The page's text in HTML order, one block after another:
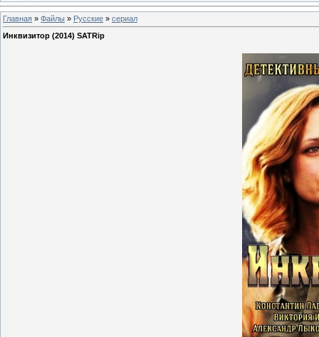
Главная » Файлы » Русские » сериал
Инквизитор (2014) SATRip